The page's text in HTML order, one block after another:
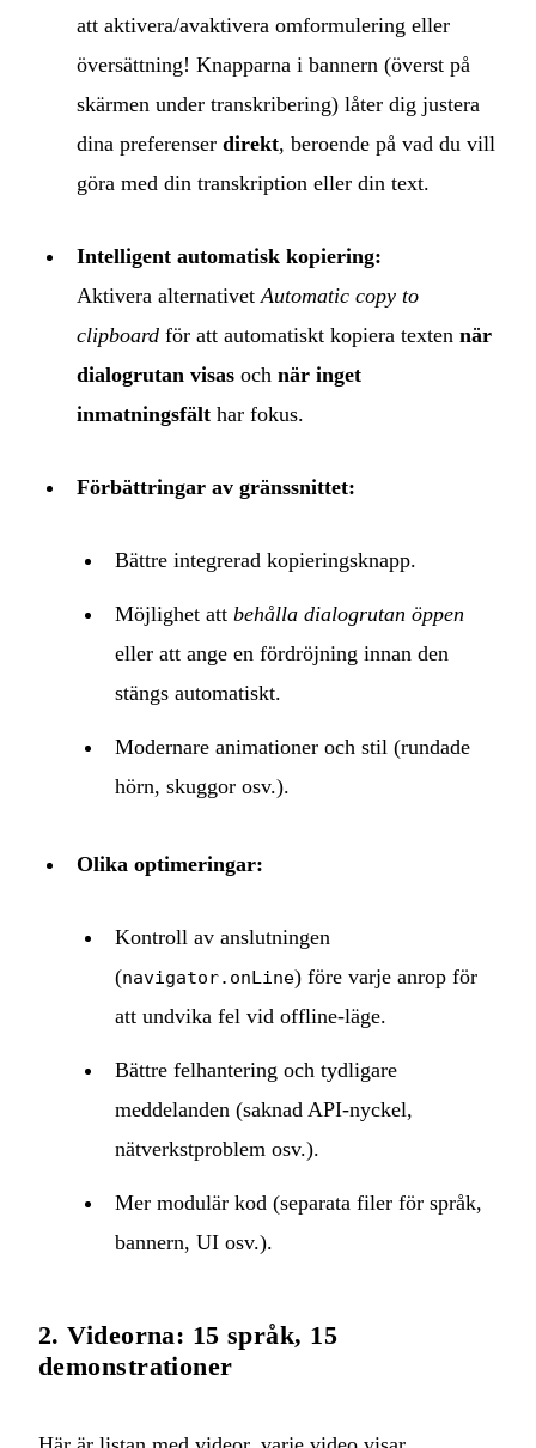
att aktivera/avaktivera omformulering eller
översättning! Knapparna i bannern (överst på
skärmen under transkribering) låter dig justera
dina preferenser direkt, beroende på vad du vill
göra med din transkription eller din text.
Intelligent automatisk kopiering:
Aktivera alternativetAutomatic copy to
clipboard för att automatiskt kopiera texten när
dialogrutan visas och när inget
inmatningsfält har fokus.
Förbättringar av gränssnittet:
Bättre integrerad kopieringsknapp.
Möjlighet att behålla dialogrutan öppen
eller att ange en fördröjning innan den
stängs automatiskt.
Modernare animationer och stil (rundade
hörn, skuggor osv.).
Olika optimeringar:
Kontroll av anslutningen
(navigator.onLine) före varje anrop för
att undvika fel vid offline‑läge.
Bättre felhantering och tydligare
meddelanden (saknad API‑nyckel,
nätverkstproblem osv.).
Mer modulär kod (separata filer för språk,
bannern, UI osv.).
2. Videorna: 15 språk, 15
demonstrationer